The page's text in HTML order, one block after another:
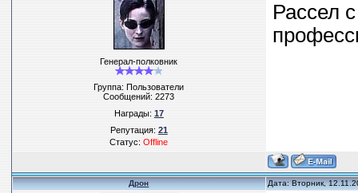
Генерал-полковник
Группа: Пользователи
Сообщений:2273
Награды:17
Репутация:21
Статус:Offline
Рассел
Дрон Дата: Вторник,